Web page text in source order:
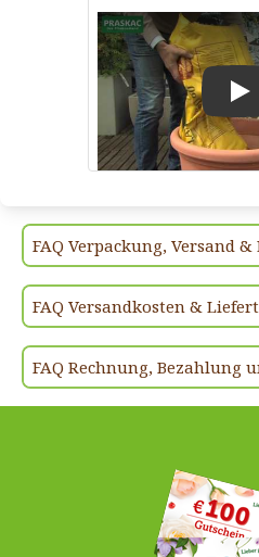
FAQ Verpackung, Versand
FAQ Versandkosten &
FAQ Rechnung, Bezahlung